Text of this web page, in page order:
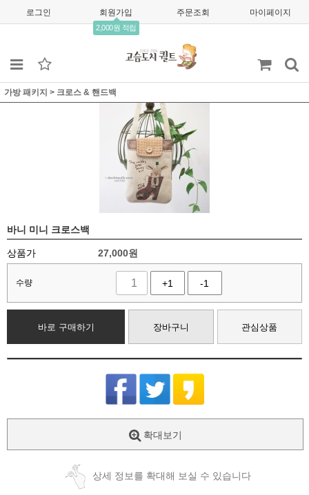
로그인 회원가입
2,000원 적립
주문조회 마이페이지
가방 패키지 > 크로스 & 핸드백
바니 미니 크로스백
상품가 27,000원
수량 +1 -1
바로 구매하기 장바구니 관심상품
확대보기
상세 정보를 확대해 보실 수 있습니다